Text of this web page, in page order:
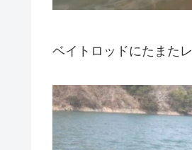
ベイトロッドにたまた